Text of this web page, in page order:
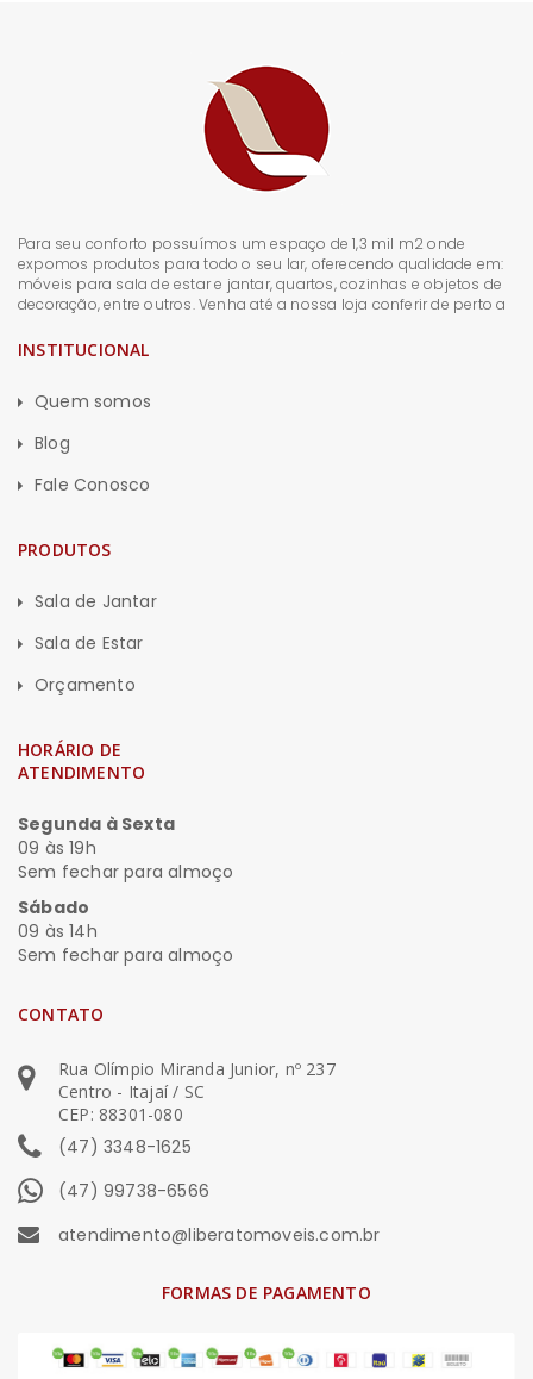
Para seu conforto possuímos um espaço de 1,3 mil m2 onde
expomos produtos para todo o seu lar, oferecendo qualidade em:
móveis para sala de estar e jantar, quartos, cozinhas e objetos de
decoração, entre outros. Venha até a nossa loja conferir de perto a
INSTITUCIONAL
Quem somos
Blog
Fale Conosco
PRODUTOS
Sala de Jantar
Sala de Estar
Orçamento
HORÁRIO DE
ATENDIMENTO
Segunda à Sexta
09 às 19h
Sem fechar para almoço
Sábado
09 às 14h
Sem fechar para almoço
CONTATO
Rua Olímpio Miranda Junior, nº 237
Centro - Itajaí / SC
CEP: 88301-080
(47) 3348-1625
(47) 99738-6566
atendimento@liberatomoveis.com.br
FORMAS DE PAGAMENTO